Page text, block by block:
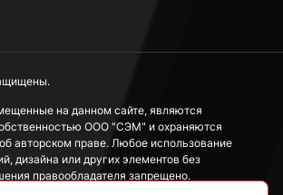
на данном сайте, являются
ООО "СЭМ" и охраняются
авторском праве. Любое использование
дизайна или других элементов без
правообладателя запрещено.